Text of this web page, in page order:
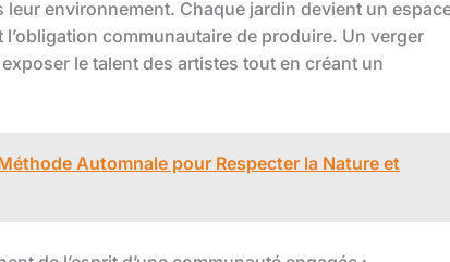
environnement. Chaque jardin devient un
communautaire de produire. Un verger
le talent des artistes tout en créant un
Automnale pour Respecter la Nature et